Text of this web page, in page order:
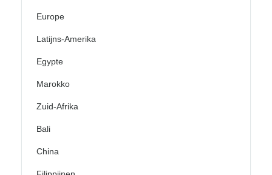
Europe
Latijns-Amerika
Egypte
Marokko
Zuid-Afrika
Bali
China